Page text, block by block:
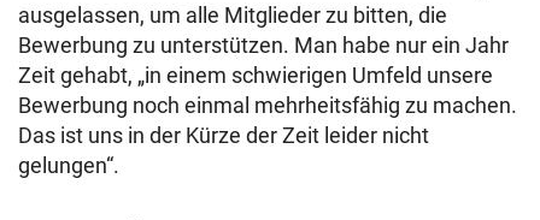
ausgelassen, um alle Mitglieder zu bitten, die
Bewerbung zu unterstützen. Man habe nur ein Jahr
Zeit gehabt, „in einem schwierigen Umfeld unsere
Bewerbung noch einmal mehrheitsfähig zu machen.
Das ist uns in der Kürze der Zeit leider nicht
gelungen“.